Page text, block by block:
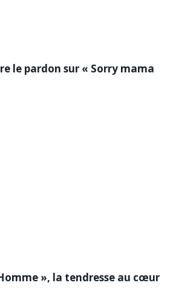
le pardon sur « Sorry mama
», la tendresse au cœur